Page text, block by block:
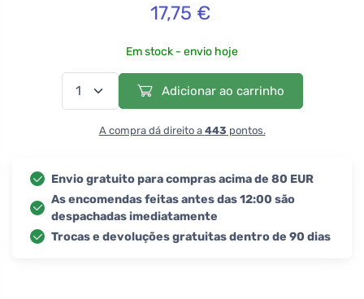
17,75 €
Em stock - envio hoje
Adicionar ao carrinho
A compra dá direito a 443 pontos.
Envio gratuito para compras acima de 80 EUR
As encomendas feitas antes das 12:00 são
despachadas imediatamente
Trocas e devoluções gratuitas dentro de 90 dias